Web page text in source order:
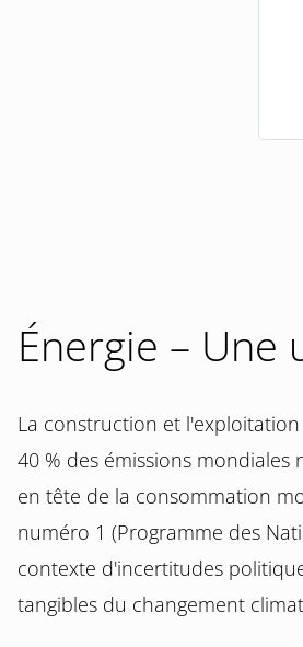
Énergie –
La construction et
40 % des émissions mondiales
en tête de la consommation
numéro 1 (Programme des
contexte d'incertitudes
tangibles du changement